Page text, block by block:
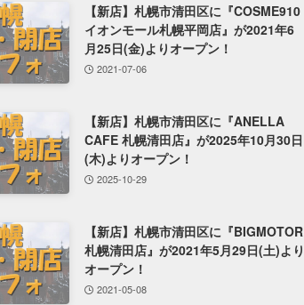
【新店】札幌市清田区に『COSME910
イオンモール札幌平岡店』が2021年6
月25日(金)よりオープン！
2021-07-06
【新店】札幌市清田区に『ANELLA
CAFE 札幌清田店』が2025年10月30日
(木)よりオープン！
2025-10-29
【新店】札幌市清田区に『BIGMOTOR
札幌清田店』が2021年5月29日(土)より
オープン！
2021-05-08